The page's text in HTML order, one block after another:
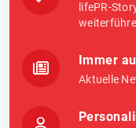
lifePR-
Immer
Aktuelle